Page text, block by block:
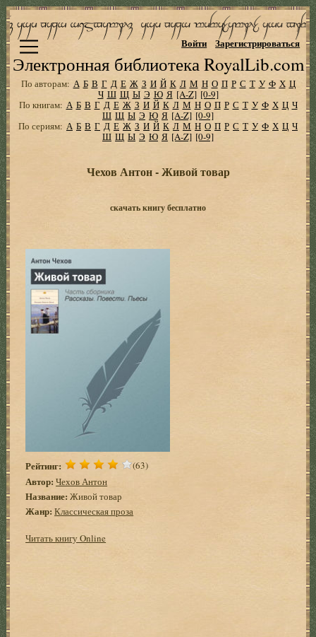
Электронная библиотека RoyalLib.com
Войти Зарегистрироваться
По авторам: А Б В Г Д Е Ж З И Й К Л М Н О П Р С Т У Ф Х Ц
Ч Ш Щ Ы Э Ю Я [A-Z] [0-9]
По книгам: А Б В Г Д Е Ж З И Й К Л М Н О П Р С Т У Ф Х Ц Ч
Ш Щ Ы Э Ю Я [A-Z] [0-9]
По сериям: А Б В Г Д Е Ж З И Й К Л М Н О П Р С Т У Ф Х Ц Ч
Ш Щ Ы Э Ю Я [A-Z] [0-9]
Чехов Антон - Живой товар
скачать книгу бесплатно
Рейтинг: (63)
Автор: Чехов Антон
Название: Живой товар
Жанр: Классическая проза
Читать книгу Online